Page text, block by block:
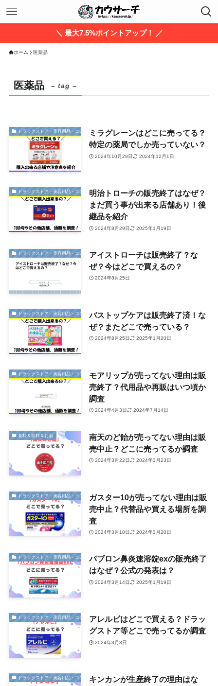
＼ 最大7.5%ポイントアップ！ ／
ホーム 医薬品
医薬品 – tag –
ドラックストア・美容用品・コスメ
ミラグレーンはどこに売ってる？
特定の薬局でしか売っていない？
2024年10月29日 2024年12月1日
ドラックストア・美容用品・コスメ
明治トローチの販売終了はなぜ？
まだ買う事が出来る店舗あり！後
継品を紹介
2024年8月29日 2025年1月19日
ドラックストア・美容用品・コスメ
アイストローチは販売終了？な
ぜ？今はどこで買えるの？
2024年8月25日
ドラックストア・美容用品・コスメ
バストップケアは販売終了済！な
ぜ？またどこで売っている？
2024年8月25日 2025年1月20日
ドラックストア・美容用品・コスメ
モアリップが売ってない理由は販
売終了？代用品や再販はいつ頃か
調査
2024年4月3日 2024年7月14日
食料＆飲料＆お酒
南天のど飴が売ってない理由は販
売中止？どこに売ってるか調査
2024年3月22日 2024年3月23日
ドラックストア・美容用品・コスメ
ガスター10が売ってない理由は販
売中止？代替品や買える場所を調
査
2024年3月18日 2024年3月20日
ドラックストア・美容用品・コスメ
パブロン鼻炎速溶錠exの販売終了
はなぜ？公式の発表は？
2024年3月14日 2025年1月19日
ドラックストア・美容用品・コスメ
アレルビはどこで買える？ドラッ
グストア等どこで売ってるか調査
2024年3月3日
ドラックストア・美容用品・コスメ
キンカンが生産終了の理由はな